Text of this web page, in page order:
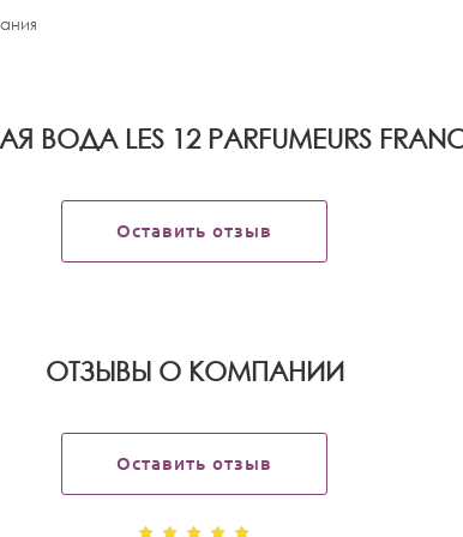
LES 12 PARFUMEURS
Оставить отзыв
OТЗЫВЫ О КОМПАНИИ
Оставить отзыв